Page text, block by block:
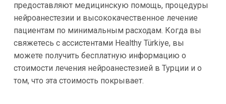
предоставляют медицинскую помощь, процедуры
нейроанестезии и высококачественное лечение
пациентам по минимальным расходам. Когда вы
свяжетесь с ассистентами Healthy Türkiye, вы
можете получить бесплатную информацию о
стоимости лечения нейроанестезией в Турции и о
том, что эта стоимость покрывает.